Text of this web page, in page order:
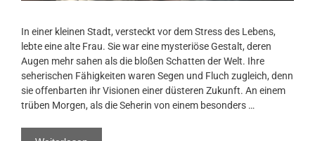
In einer kleinen Stadt, versteckt vor dem Stress des Lebens,
lebte eine alte Frau. Sie war eine mysteriöse Gestalt, deren
Augen mehr sahen als die bloßen Schatten der Welt. Ihre
seherischen Fähigkeiten waren Segen und Fluch zugleich, denn
sie offenbarten ihr Visionen einer düsteren Zukunft. An einem
trüben Morgen, als die Seherin von einem besonders …